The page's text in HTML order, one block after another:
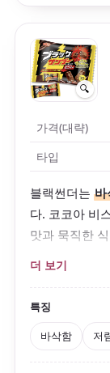
🔍
가격(대략)
타입
블랙썬더는 바
다. 코코아 비
맛과 묵직한
'천둥 같은 맛있
니다.저렴한
높은 일상의
다.
더 보기
특징
바삭함
저